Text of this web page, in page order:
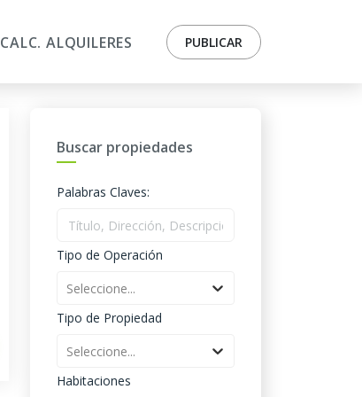
CALC. ALQUILERES PUBLICAR
Buscar propiedades
Palabras Claves:
Tipo de Operación
Seleccione...
Tipo de Propiedad
Seleccione...
Habitaciones